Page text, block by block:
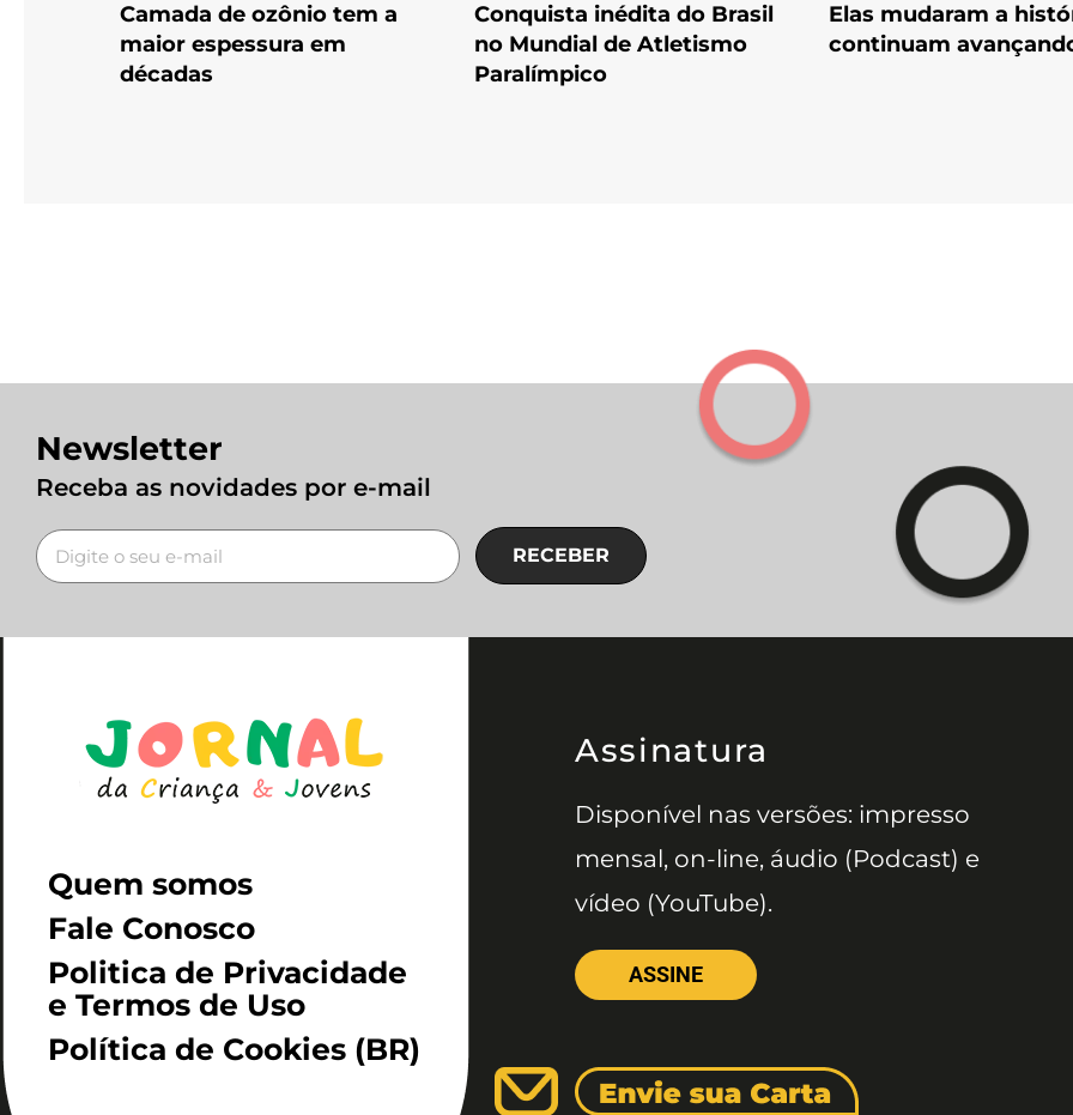
Camada de ozônio tem a
maior espessura em
décadas
Conquista inédita do Brasil
no Mundial de Atletismo
Paralímpico
Elas mudaram a
continuam
Newsletter
Receba as novidades por e-mail
RECEBER
Quem somos
Fale Conosco
Politica de Privacidade
e Termos de Uso
Política de Cookies (BR)
Assinatura
Disponível nas versões: impresso
mensal, on-line, áudio (Podcast) e
vídeo (YouTube).
ASSINE